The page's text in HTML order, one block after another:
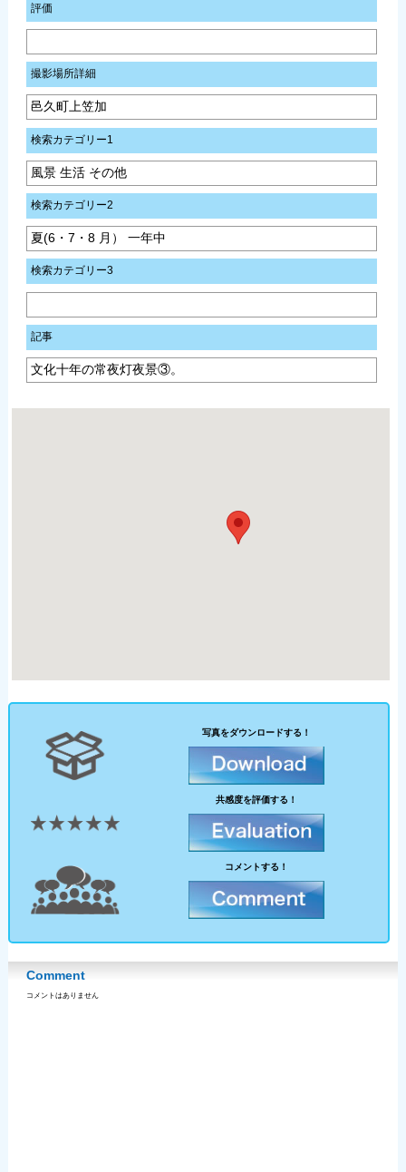
評価
撮影場所詳細
邑久町上笠加
検索カテゴリー1
風景 生活 その他
検索カテゴリー2
夏(6・7・8 月） 一年中
検索カテゴリー3
記事
文化十年の常夜灯夜景③。
写真をダウンロードする！
共感度を評価する！
コメントする！
Comment
コメントはありません